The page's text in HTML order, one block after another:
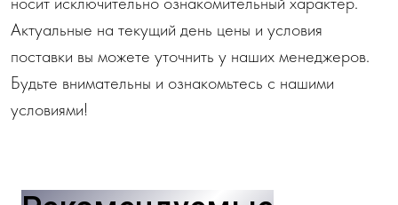
Актуальные на текущий день цены и условия
поставки вы можете уточнить у наших менеджеров.
Будьте внимательны и ознакомьтесь с нашими
условиями!